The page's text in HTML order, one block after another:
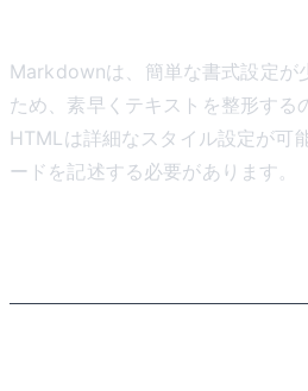
Markdownは、簡単な書式設定が
ため、素早くテキストを整形する
HTMLは詳細なスタイル設定が可
ードを記述する必要があります。